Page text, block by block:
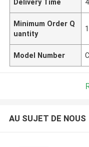
Delivery Time
Minimum Order Q
uantity
Model Number
AU SUJET DE NOUS